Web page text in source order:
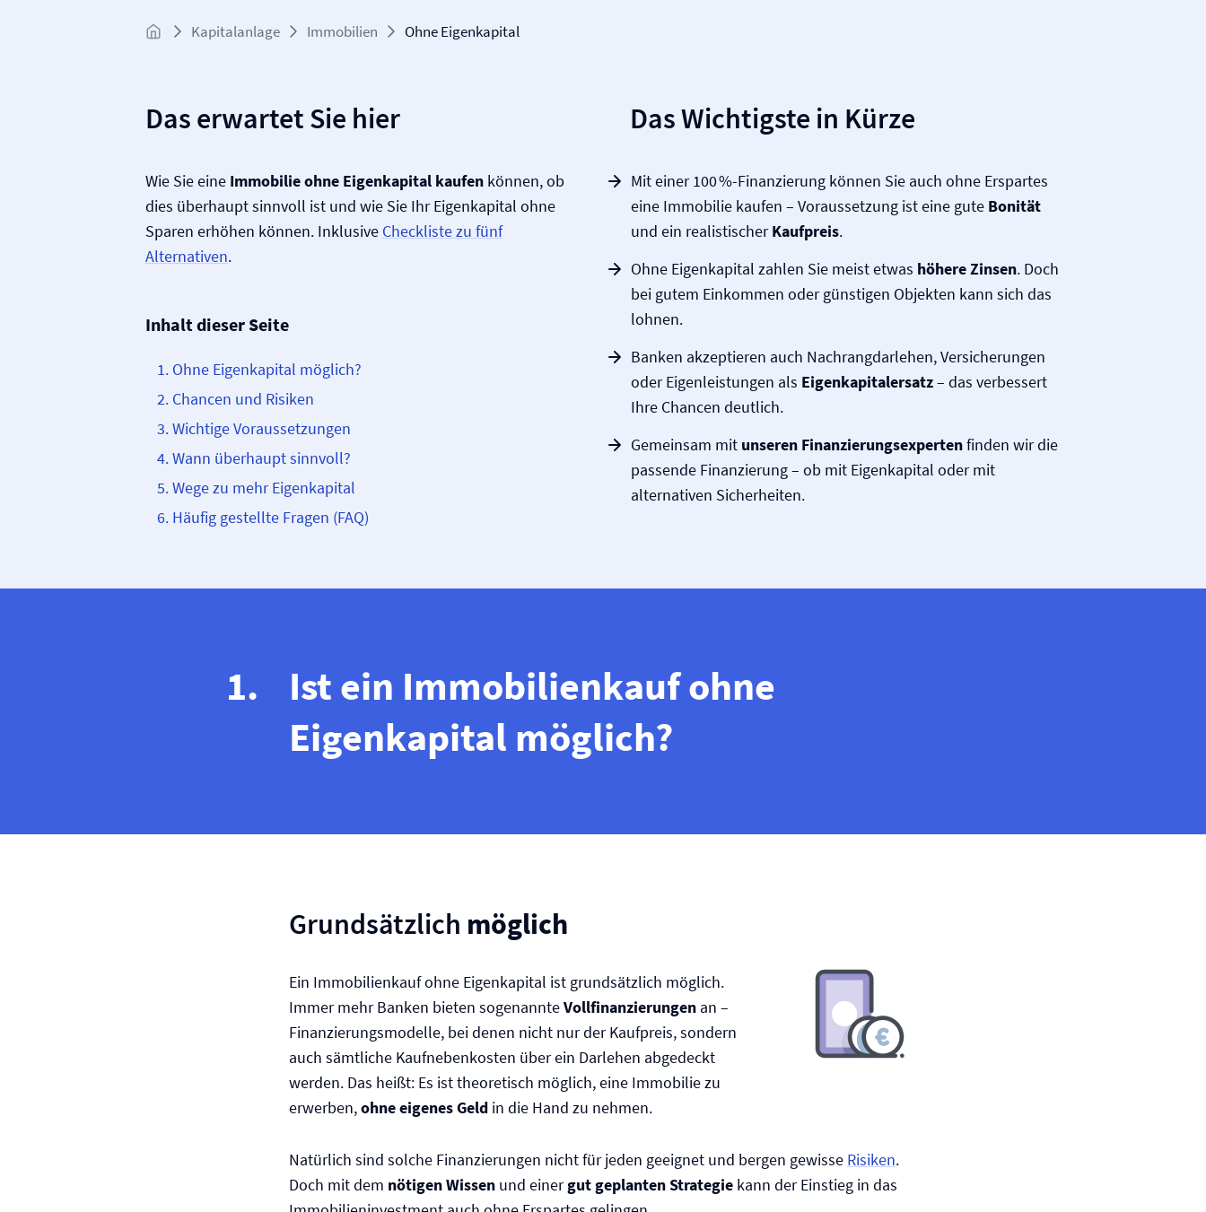
Kapitalanlage Immobilien Ohne Eigenkapital
Das erwartet Sie hier
Wie Sie eine Immobilie ohne Eigenkapital kaufen können, ob
dies überhaupt sinnvoll ist und wie Sie Ihr Eigenkapital ohne
Sparen erhöhen können. Inklusive Checkliste zu fünf
Alternativen.
Inhalt dieser Seite
Ohne Eigenkapital möglich?
Chancen und Risiken
Wichtige Voraussetzungen
Wann überhaupt sinnvoll?
Wege zu mehr Eigenkapital
Häufig gestellte Fragen (FAQ)
Das Wichtigste in Kürze
Mit einer 100 %-Finanzierung können Sie auch ohne Erspartes
eine Immobilie kaufen – Voraussetzung ist eine gute Bonität
und ein realistischerKaufpreis.
Ohne Eigenkapital zahlen Sie meist etwas höhere Zinsen. Doch
bei gutem Einkommen oder günstigen Objekten kann sich das
lohnen.
Banken akzeptieren auch Nachrangdarlehen, Versicherungen
oder Eigenleistungen als Eigenkapitalersatz– das verbessert
Ihre Chancen deutlich.
Gemeinsam mit unseren Finanzierungsexpertenfinden wir die
passende Finanzierung – ob mit Eigenkapital oder mit
alternativen Sicherheiten.
Ist ein Immobilienkauf ohne
Eigenkapital möglich?
Grundsätzlich möglich
Ein Immobilienkauf ohne Eigenkapital ist grundsätzlich möglich.
Immer mehr Banken bieten sogenannteVollfinanzierungen an –
Finanzierungsmodelle, bei denen nicht nur der Kaufpreis, sondern
auch sämtliche Kaufnebenkosten über ein Darlehen abgedeckt
werden. Das heißt: Es ist theoretisch möglich, eine Immobilie zu
erwerben,ohne eigenes Geld in die Hand zu nehmen.
Natürlich sind solche Finanzierungen nicht für jeden geeignet und bergen gewisse Risiken.
Doch mit dem nötigen Wissen und einergut geplanten Strategie kann der Einstieg in das